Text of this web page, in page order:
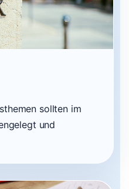
sollten im
und